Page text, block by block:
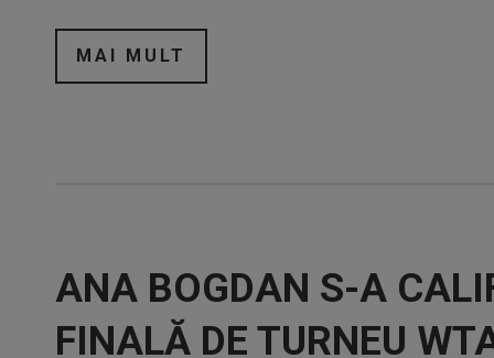
MAI MULT
ANA BOGDAN S-A
FINALĂ DE TURNEU